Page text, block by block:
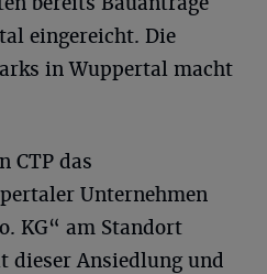
eingereicht. Die
in Wuppertal macht
CTP das
Unternehmen
KG“ am Standort
dieser Ansiedlung und